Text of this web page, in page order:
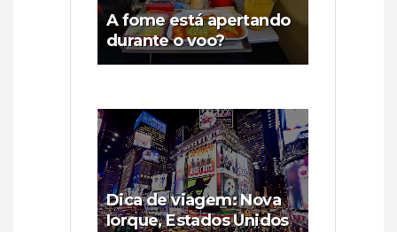
A fome está apertando
durante o voo?
Dica de viagem: Nova
Iorque, Estados Unidos